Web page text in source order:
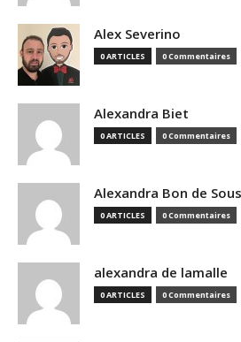
Alex Severino
0 ARTICLES 0 Commentaires
Alexandra Biet
0 ARTICLES 0 Commentaires
Alexandra Bon de
0 ARTICLES 0 Commentaires
alexandra de lamalle
0 ARTICLES 0 Commentaires